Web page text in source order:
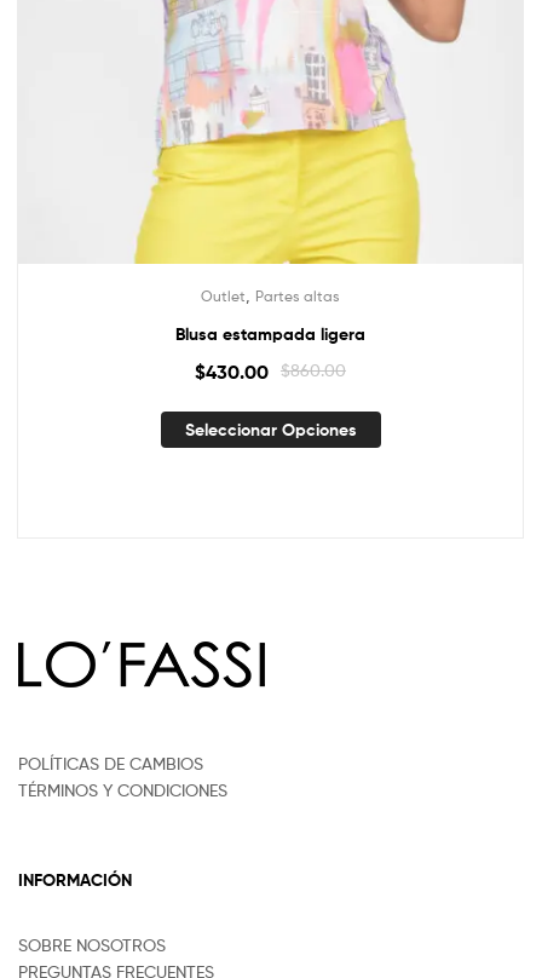
Outlet Partes altas
Blusa estampada ligera
$860.00
$430.00
Seleccionar Opciones
POLÍTICAS DE CAMBIOS
TÉRMINOS Y CONDICIONES
INFORMACIÓN
SOBRE NOSOTROS
PREGUNTAS FRECUENTES